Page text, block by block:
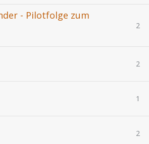
- Pilotfolge zum
2
2
1
2